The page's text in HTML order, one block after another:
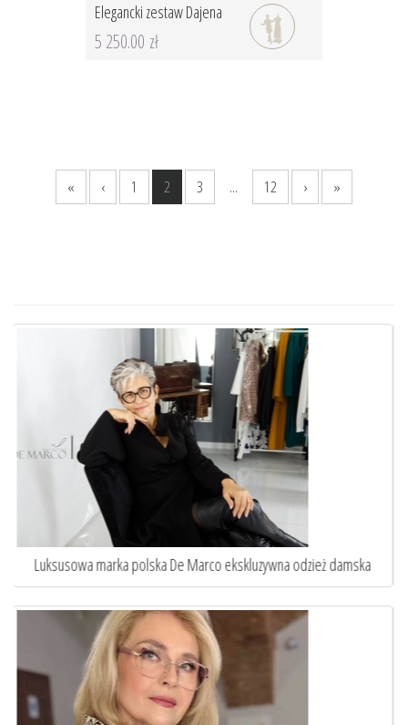
Elegancki zestaw Dajena
5 250.00 zł
« ‹ 1 2 3 ... 12 › »
Sztuka idealnego dopasowania. Oto jak szycie na miarę ...